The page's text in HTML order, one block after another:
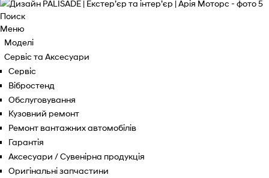
Поиск
Меню
Моделі
Сервіс та Аксесуари
Сервіс
Вібростенд
Обслуговування
Кузовний ремонт
Ремонт вантажних автомобілів
Гарантія
Аксесуари / Сувенірна продукція
Оригінальні запчастини